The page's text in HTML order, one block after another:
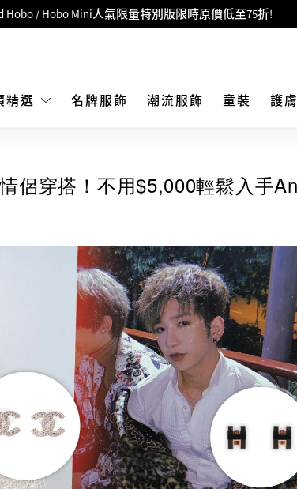
Hobo / Hobo Mini人氣限量特別版限時原價低至75折!
樓175號鋪旗艦店特設名牌Hermès、CHANEL及LV專區！
獲香港知識產權署頒發2026《正版正貨承諾》商標
精選 名牌服飾 潮流服飾 童裝 護
侶穿搭！不用$5,000輕鬆入手